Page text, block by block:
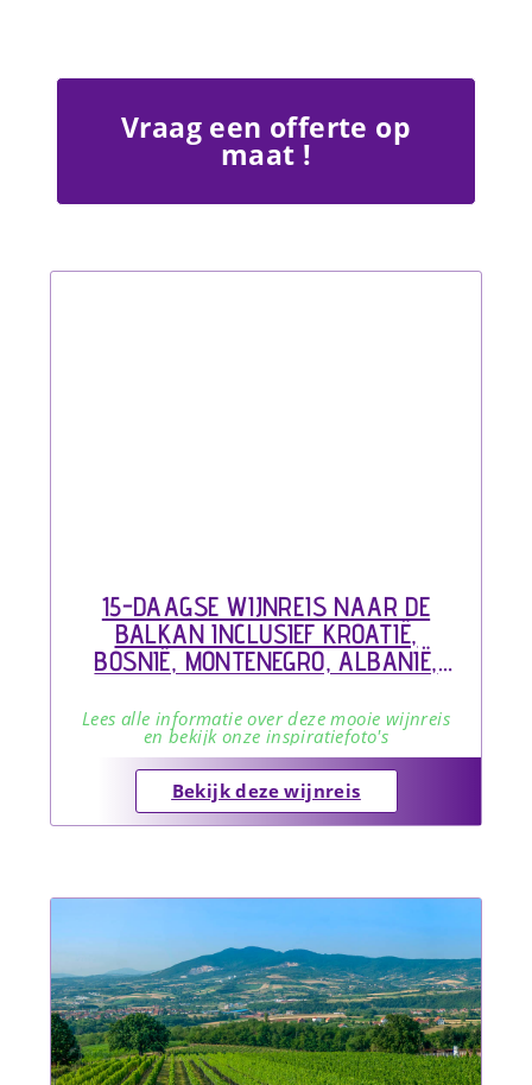
Vraag een offerte op
maat !
15-DAAGSE WIJNREIS NAAR DE
BALKAN INCLUSIEF KROATIË,
BOSNIË, MONTENEGRO, ALBANIË,
ONTDEK STERK (HER)OPKOMENDE
LANDEN
Lees alle informatie over deze mooie wijnreis
en bekijk onze inspiratiefoto's
Bekijk deze wijnreis